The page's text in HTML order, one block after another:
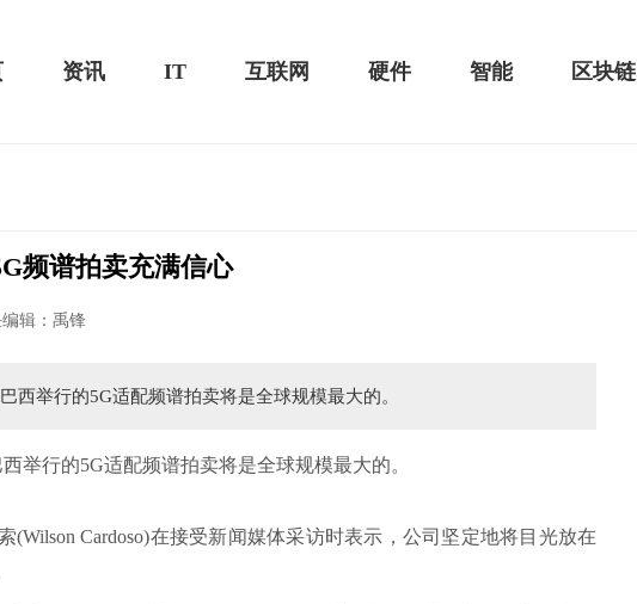
资讯 IT 互联网 硬件 智能 区块链
频谱拍卖充满信心
辑：禹锋
西举行的5G适配频谱拍卖将是全球规模最大的。
行的5G适配频谱拍卖将是全球规模最大的。
Cardoso)在接受新闻媒体采访时表示，公司坚定地将目光放在